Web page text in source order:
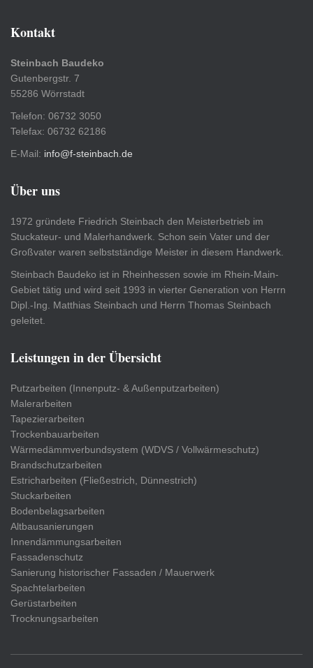
Kontakt
Steinbach Baudeko
Gutenbergstr. 7
55286 Wörrstadt
Telefon: 06732 3050
Telefax: 06732 62186
E-Mail: info@f-steinbach.de
Über uns
1972 gründete Friedrich Steinbach den Meisterbetrieb im
Stuckateur- und Malerhandwerk. Schon sein Vater und der
Großvater waren selbstständige Meister in diesem Handwerk.
Steinbach Baudeko ist in Rheinhessen sowie im Rhein-Main-
Gebiet tätig und wird seit 1993 in vierter Generation von Herrn
Dipl.-Ing. Matthias Steinbach und Herrn Thomas Steinbach
geleitet.
Leistungen in der Übersicht
Putzarbeiten (Innenputz- & Außenputzarbeiten)
Malerarbeiten
Tapezierarbeiten
Trockenbauarbeiten
Wärmedämmverbundsystem (WDVS / Vollwärmeschutz)
Brandschutzarbeiten
Estricharbeiten (Fließestrich, Dünnestrich)
Stuckarbeiten
Bodenbelagsarbeiten
Altbausanierungen
Innendämmungsarbeiten
Fassadenschutz
Sanierung historischer Fassaden / Mauerwerk
Spachtelarbeiten
Gerüstarbeiten
Trocknungsarbeiten